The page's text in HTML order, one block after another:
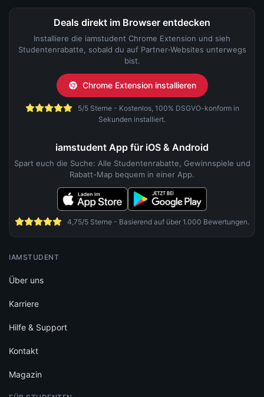
Deals direkt im Browser entdecken
Installiere die iamstudent Chrome Extension und sieh
Studentenrabatte, sobald du auf Partner-Websites unterwegs
bist.
Chrome Extension installieren
5/5 Sterne - Kostenlos, 100% DSGVO-konform in
Sekunden installiert.
iamstudent App für iOS & Android
Spart euch die Suche: Alle Studentenrabatte, Gewinnspiele und
Rabatt-Map bequem in einer App.
4,75/5 Sterne - Basierend auf über 1.000 Bewertungen.
IAMSTUDENT
Über uns
Karriere
Hilfe & Support
Kontakt
Magazin